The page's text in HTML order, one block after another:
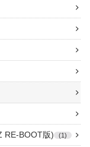
RE-BOOT版) 1